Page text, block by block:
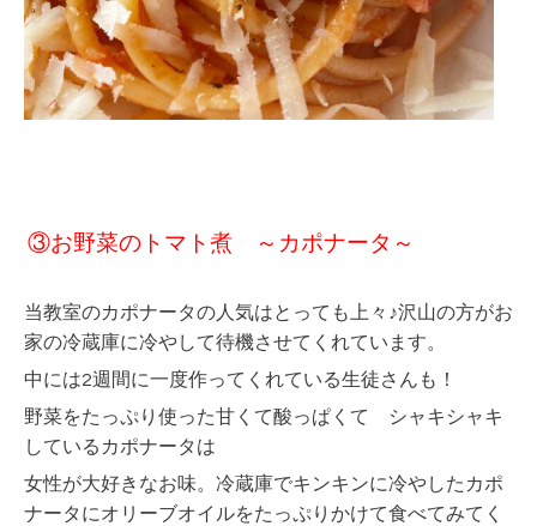
③お野菜のトマト煮 ～カポナータ～
当教室のカポナータの人気はとっても上々♪沢山の方がお
家の冷蔵庫に冷やして待機させてくれています。
中には2週間に一度作ってくれている生徒さんも！
野菜をたっぷり使った甘くて酸っぱくて シャキシャキ
しているカポナータは
女性が大好きなお味。冷蔵庫でキンキンに冷やしたカポ
ナータにオリーブオイルをたっぷりかけて食べてみてく